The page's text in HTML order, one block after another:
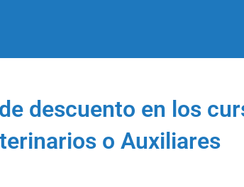
descuento en los
o Auxiliares